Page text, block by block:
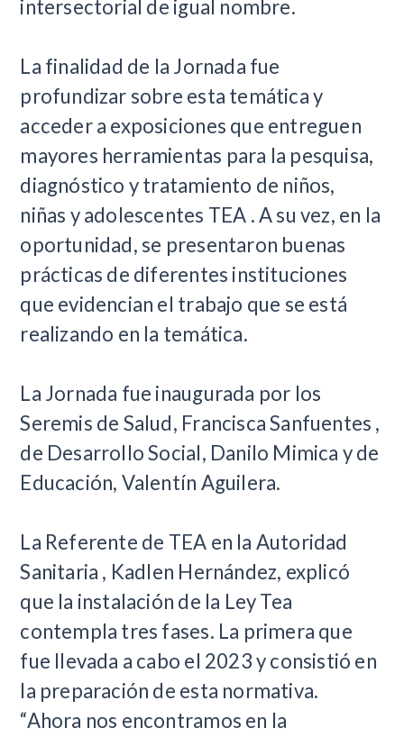
intersectorial de igual nombre.
La finalidad de la Jornada fue
profundizar sobre esta temática y
acceder a exposiciones que entreguen
mayores herramientas para la pesquisa,
diagnóstico y tratamiento de niños,
niñas y adolescentes TEA . A su vez, en la
oportunidad, se presentaron buenas
prácticas de diferentes instituciones
que evidencian el trabajo que se está
realizando en la temática.
La Jornada fue inaugurada por los
Seremis de Salud, Francisca Sanfuentes ,
de Desarrollo Social, Danilo Mimica y de
Educación, Valentín Aguilera.
La Referente de TEA en la Autoridad
Sanitaria , Kadlen Hernández, explicó
que la instalación de la Ley Tea
contempla tres fases. La primera que
fue llevada a cabo el 2023 y consistió en
la preparación de esta normativa.
“Ahora nos encontramos en la